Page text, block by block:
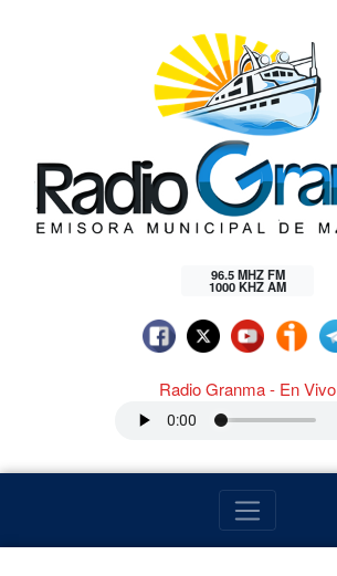
96.5 MHZ FM
1000 KHZ AM
Radio Granma - En Vivo